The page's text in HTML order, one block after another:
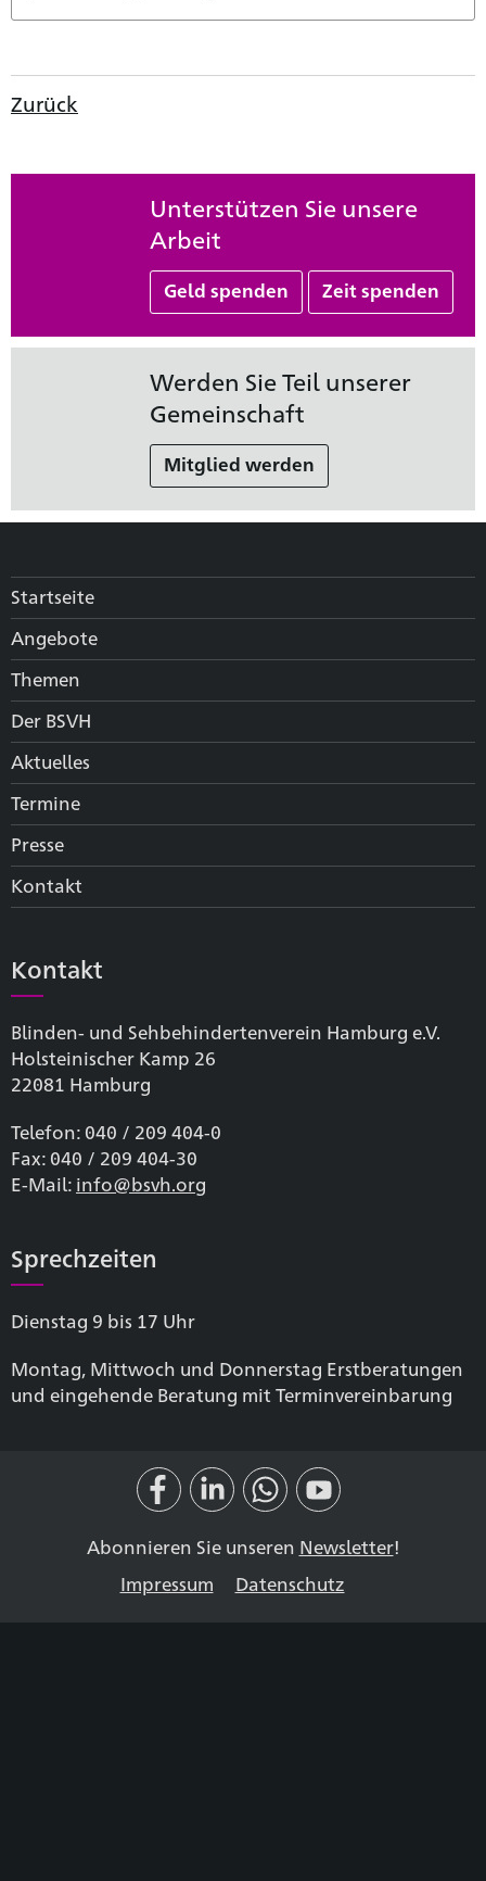
Zurück
Unterstützen Sie unsere
Arbeit
Geld spenden Zeit spenden
Werden Sie Teil unserer
Gemeinschaft
Mitglied werden
Startseite
Angebote
Themen
Der BSVH
Aktuelles
Termine
Presse
Kontakt
Kontakt
Blinden- und Sehbehinderten­verein Hamburg e.V.
Holsteinischer Kamp 26
22081 Hamburg
Telefon: 040 / 209 404-0
Fax: 040 / 209 404-30
E-Mail: info@bsvh.org
Sprechzeiten
Dienstag 9 bis 17 Uhr
Montag, Mittwoch und Donnerstag Erstberatungen
und eingehende Beratung mit Terminvereinbarung
Abonnieren Sie unseren Newsletter!
Impressum
Datenschutz